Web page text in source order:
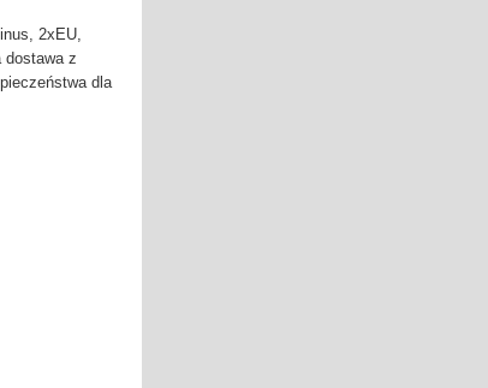
2xEU,
dostawa z
dla